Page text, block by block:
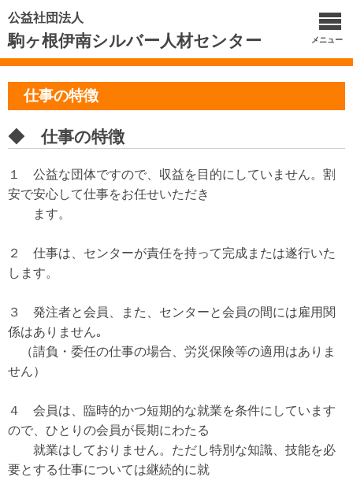
公益社団法人
駒ヶ根伊南シルバー人材センター メニュー
仕事の特徴
◆ 仕事の特徴
１ 公益な団体ですので、収益を目的にしていません。割
安で安心して仕事をお任せいただき
ます。
２ 仕事は、センターが責任を持って完成または遂行いた
します。
３ 発注者と会員、また、センターと会員の間には雇用関
係はありません｡
（請負・委任の仕事の場合、労災保険等の適用はありま
せん）
４ 会員は、臨時的かつ短期的な就業を条件にしています
ので、ひとりの会員が長期にわたる
就業はしておりません。ただし特別な知識、技能を必
要とする仕事については継続的に就